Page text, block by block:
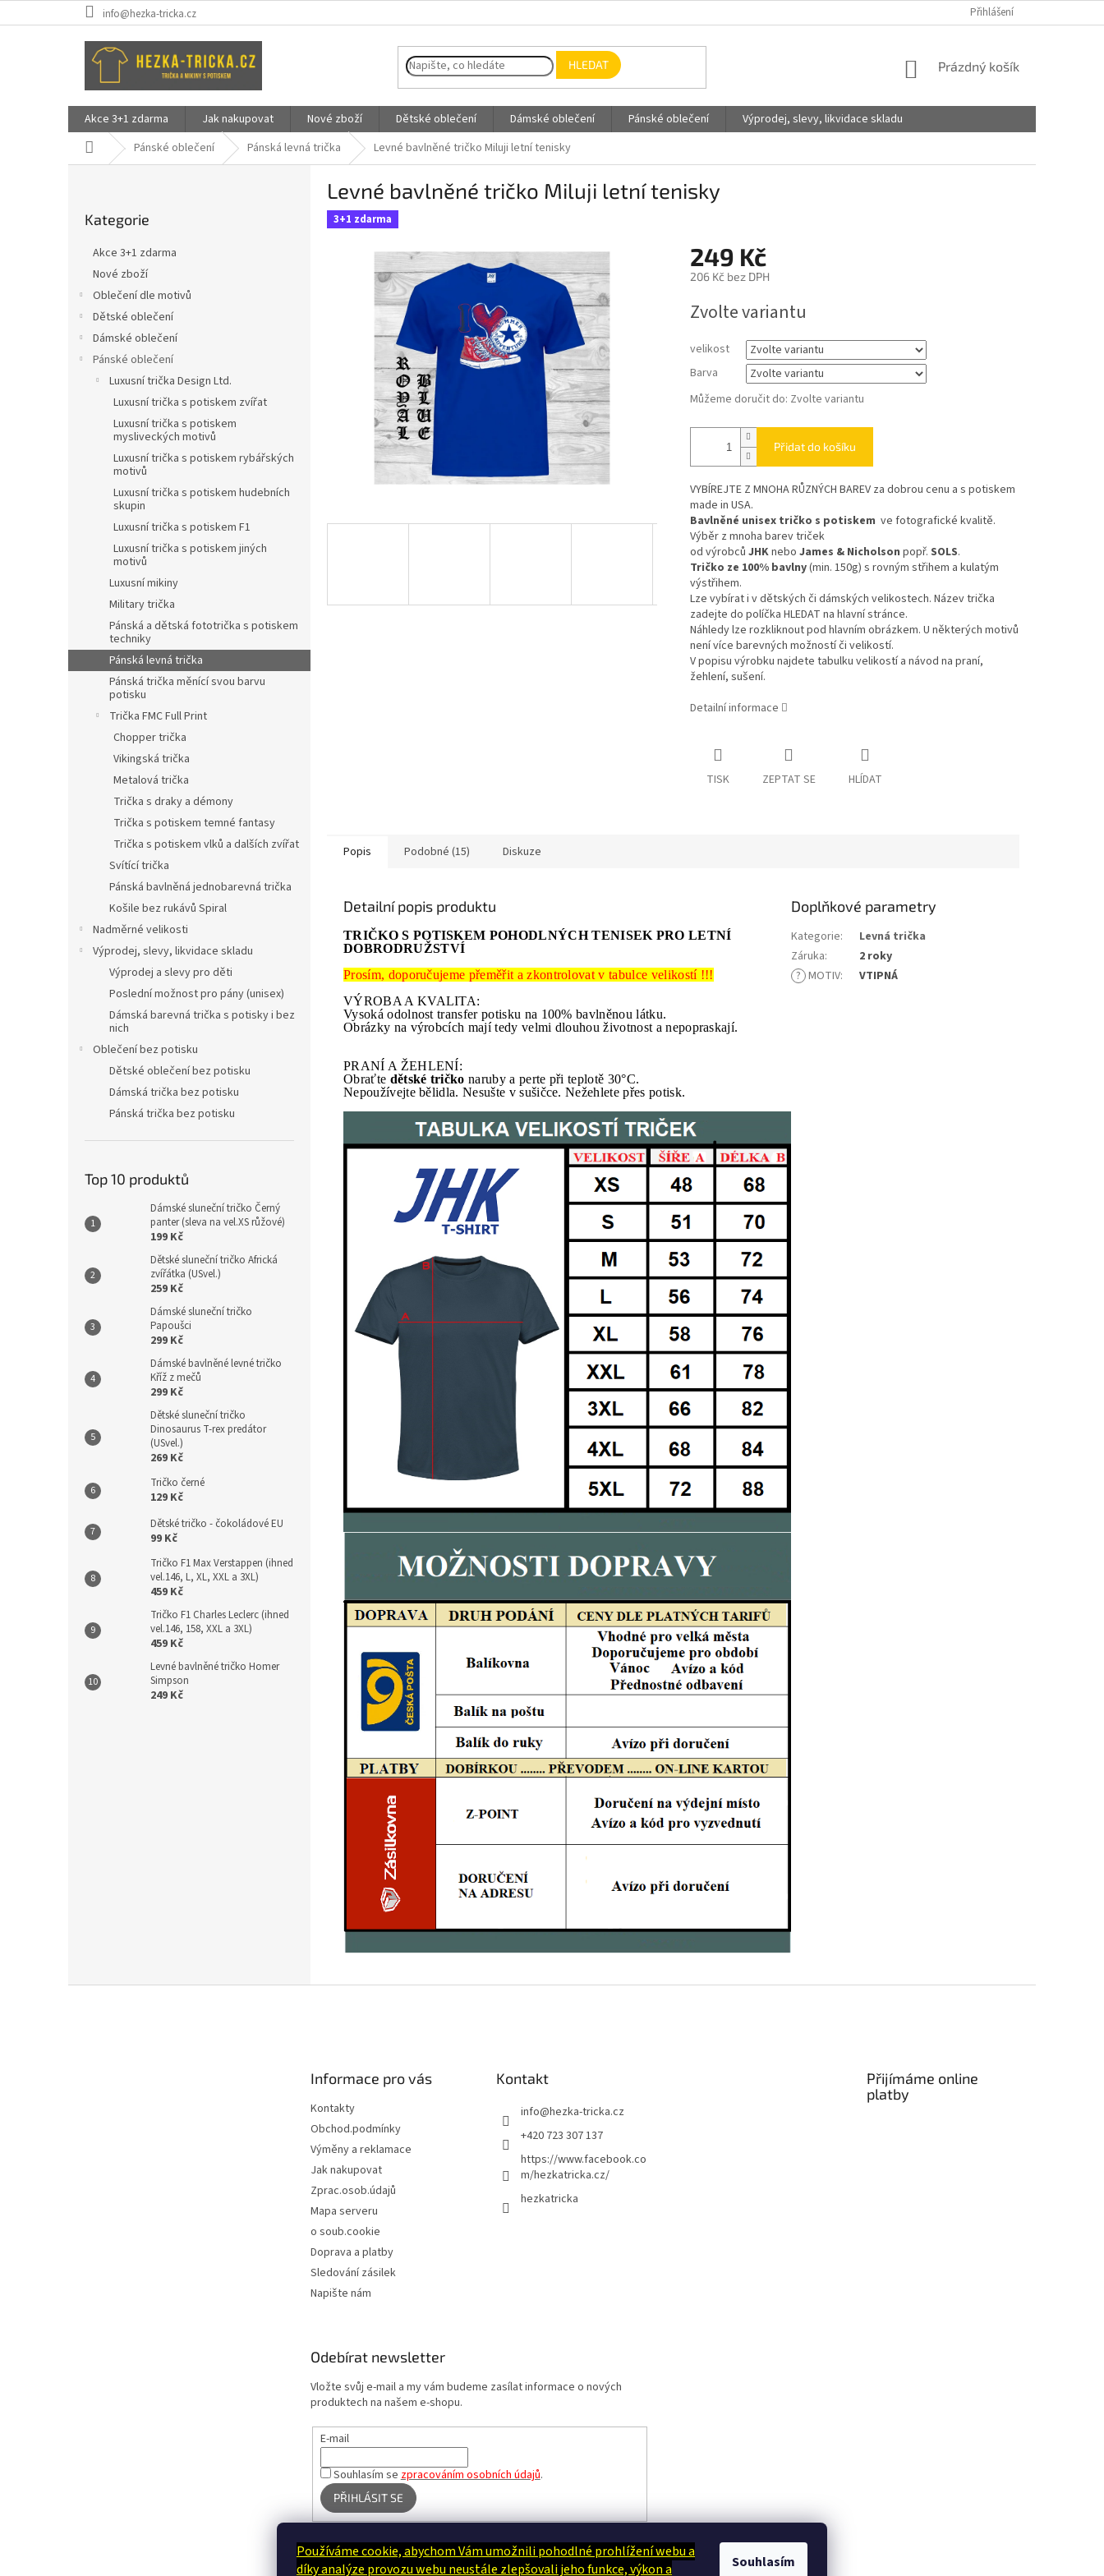
Používáme cookie, abychom Vám umožnili pohodlné prohlížení webu a
díky analýze provozu webu neustále zlepšovali jeho funkce, výkon a
Souhlasím
na
info@hezka-tricka.cz Přihlášení
HLEDAT
NÁKUPNÍ
Prázdný košík
Akce 3+1 zdarma Jak nakupovat Nové zboží Dětské oblečení Dámské oblečení Pánské oblečení
Výprodej, slevy, likvidace skladu
Domů Pánské oblečení Pánská levná trička Levné bavlněné tričko Miluji letní tenisky
kategorie
Kategorie
Akce 3+1 zdarma
Nové zboží
Oblečení dle motivů
Dětské oblečení
Dámské oblečení
Pánské oblečení
Luxusní trička Design Ltd.
Luxusní trička s potiskem zvířat
Luxusní trička s potiskem
mysliveckých motivů
Luxusní trička s potiskem rybářských
motivů
Luxusní trička s potiskem hudebních
skupin
Luxusní trička s potiskem F1
Luxusní trička s potiskem jiných
motivů
Luxusní mikiny
Military trička
Pánská a dětská fototrička s potiskem
techniky
Pánská levná trička
Pánská trička měnící svou barvu
potisku
Trička FMC Full Print
Chopper trička
Vikingská trička
Metalová trička
Trička s draky a démony
Trička s potiskem temné fantasy
Trička s potiskem vlků a dalších zvířat
Svítící trička
Pánská bavlněná jednobarevná trička
Košile bez rukávů Spiral
Nadměrné velikosti
Výprodej, slevy, likvidace skladu
Výprodej a slevy pro děti
Poslední možnost pro pány (unisex)
Dámská barevná trička s potisky i bez
nich
Oblečení bez potisku
Dětské oblečení bez potisku
Dámská trička bez potisku
Pánská trička bez potisku
Top 10 produktů
Dámské sluneční tričko Černý
panter (sleva na vel.XS růžové)
199 Kč
Dětské sluneční tričko Africká
zvířátka (USvel.)
259 Kč
Dámské sluneční tričko
Papoušci
299 Kč
Dámské bavlněné levné tričko
Kříž z mečů
299 Kč
Dětské sluneční tričko
Dinosaurus T-rex predátor
(USvel.)
269 Kč
Tričko černé
129 Kč
Dětské tričko - čokoládové EU
99 Kč
Tričko F1 Max Verstappen (ihned
vel.146, L, XL, XXL a 3XL)
459 Kč
Tričko F1 Charles Leclerc (ihned
vel.146, 158, XXL a 3XL)
459 Kč
Levné bavlněné tričko Homer
Simpson
249 Kč
Levné bavlněné tričko Miluji letní tenisky
3+1 zdarma
249 Kč
206 Kč bez DPH
cena:
Zvolte variantu
velikost
Barva
Můžeme doručit do: Zvolte variantu
Přidat do košíku
VYBÍREJTE Z MNOHA RŮZNÝCH BAREV za dobrou cenu a s potiskem
made in USA.
Bavlněné unisex tričko s potiskem ve fotografické kvalitě.
Výběr z mnoha barev triček
od výrobců JHKnebo James & Nicholson popř. SOLS.
Tričko ze 100% bavlny(min. 150g) s rovným střihem a kulatým
výstřihem.
Lze vybírat i v dětských či dámských velikostech. Název trička
zadejte do políčka HLEDAT na hlavní stránce.
Náhledy lze rozkliknout pod hlavním obrázkem. U některých motivů
není více barevných možností či velikostí.
V popisu výrobku najdete tabulku velikostí a návod na praní,
žehlení, sušení.
Detailní informace
TISK ZEPTAT SE HLÍDAT
Popis Podobné (15) Diskuze
Detailní popis produktu
TRIČKO S POTISKEM POHODLNÝCH TENISEK PRO LETNÍ
DOBRODRUŽSTVÍ
Prosím, doporučujeme přeměřit a zkontrolovat v tabulce velikostí !!!
VÝROBA A KVALITA:
Vysoká odolnost transfer potisku na 100% bavlněnou látku.
Obrázky na výrobcích mají tedy velmi dlouhou životnost a nepopraskají.
PRANÍ A ŽEHLENÍ:
Obraťte dětské tričko naruby a perte při teplotě 30°C.
Nepoužívejte bělidla. Nesušte v sušičce. Nežehlete přes potisk.
Doplňkové parametry
Kategorie:
Levná trička
Záruka:
2 roky
? MOTIV: VTIPNÁ
Informace pro vás
Kontakty
Obchod.podmínky
Výměny a reklamace
Jak nakupovat
Zprac.osob.údajů
Mapa serveru
o soub.cookie
Doprava a platby
Sledování zásilek
Napište nám
Kontakt
info@hezka-tricka.cz
+420 723 307 137
https://www.facebook.co
m/hezkatricka.cz/
hezkatricka
Přijímáme online
platby
Odebírat newsletter
Vložte svůj e-mail a my vám budeme zasílat informace o nových
produktech na našem e-shopu.
E-mail
Souhlasím se zpracováním osobních údajů.
PŘIHLÁSIT SE
Terapie Kamínek - Dotek, který utiší tělo i duši